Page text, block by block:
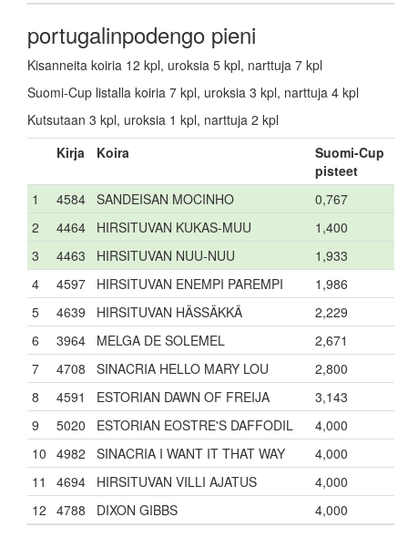
portugalinpodengo pieni
Kisanneita koiria 12 kpl, uroksia 5 kpl, narttuja 7 kpl
Suomi-Cup listalla koiria 7 kpl, uroksia 3 kpl, narttuja 4 kpl
Kutsutaan 3 kpl, uroksia 1 kpl, narttuja 2 kpl
Kirja
Koira
Suomi-Cup
pisteet
1
4584 SANDEISAN MOCINHO
0,767
2
4464 HIRSITUVAN KUKAS-MUU
1,400
3
4463 HIRSITUVAN NUU-NUU
1,933
4
4597 HIRSITUVAN ENEMPI PAREMPI
1,986
5
4639 HIRSITUVAN HÄSSÄKKÄ
2,229
6
3964 MELGA DE SOLEMEL
2,671
7
4708 SINACRIA HELLO MARY LOU
2,800
8
4591 ESTORIAN DAWN OF FREIJA
3,143
9
5020 ESTORIAN EOSTRE'S DAFFODIL
4,000
10 4982 SINACRIA I WANT IT THAT WAY
4,000
11
4694 HIRSITUVAN VILLI AJATUS
4,000
12 4788 DIXON GIBBS 4,000